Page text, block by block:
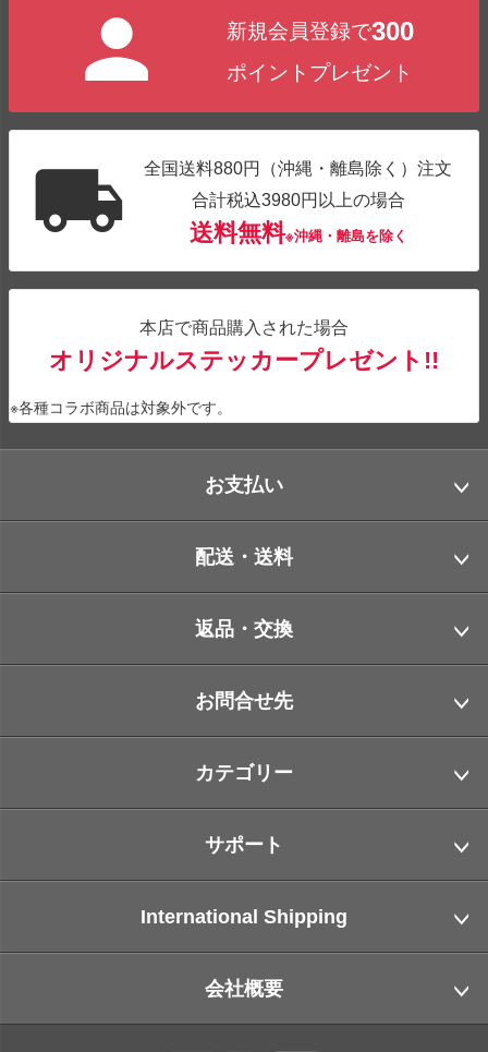
新規会員登録で300
ポイントプレゼント
全国送料880円（沖縄・離島除く）注文
合計税込3980円以上の場合
送料無料※沖縄・離島を除く
本店で商品購入された場合
オリジナルステッカープレゼント!!
※各種コラボ商品は対象外です。
お支払い
配送・送料
返品・交換
お問合せ先
カテゴリー
サポート
International Shipping
会社概要